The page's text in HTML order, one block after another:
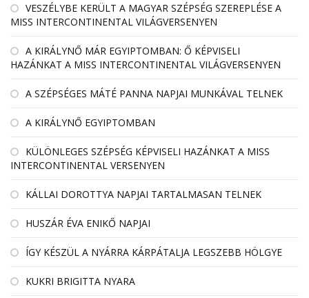
VESZÉLYBE KERÜLT A MAGYAR SZÉPSÉG SZEREPLÉSE A
MISS INTERCONTINENTAL VILÁGVERSENYEN
A KIRÁLYNŐ MÁR EGYIPTOMBAN: Ő KÉPVISELI
HAZÁNKAT A MISS INTERCONTINENTAL VILÁGVERSENYEN
A SZÉPSÉGES MÁTÉ PANNA NAPJAI MUNKÁVAL TELNEK
A KIRÁLYNŐ EGYIPTOMBAN
KÜLÖNLEGES SZÉPSÉG KÉPVISELI HAZÁNKAT A MISS
INTERCONTINENTAL VERSENYEN
KÁLLAI DOROTTYA NAPJAI TARTALMASAN TELNEK
HUSZÁR ÉVA ENIKŐ NAPJAI
ÍGY KÉSZÜL A NYÁRRA KÁRPÁTALJA LEGSZEBB HÖLGYE
KUKRI BRIGITTA NYARA